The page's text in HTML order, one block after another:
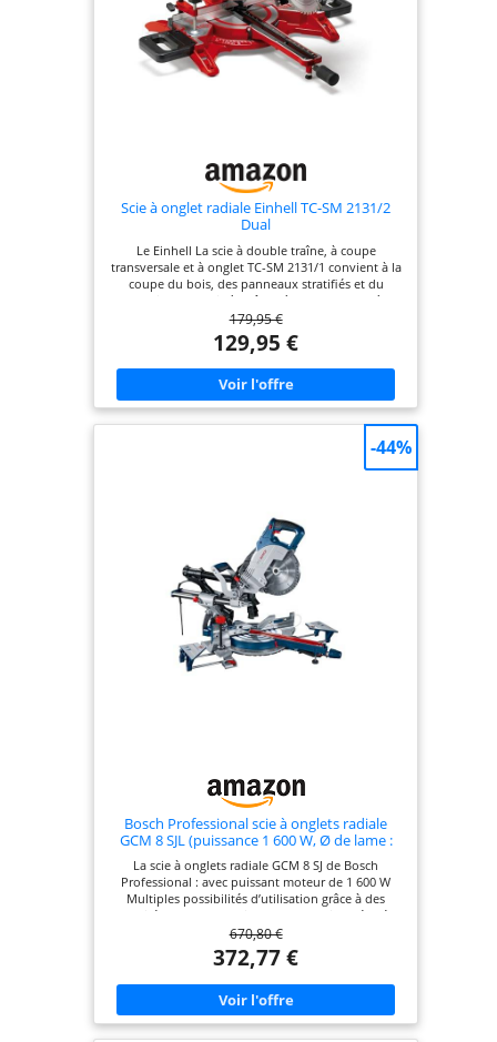
Scie à onglet radiale Einhell TC-SM 2131/2
Dual
Le Einhell La scie à double traîne, à coupe
transversale et à onglet TC-SM 2131/1 convient à la
coupe du bois, des panneaux stratifiés et du
plastique. La scie à traîner, à tronçonner et à
onglet permet des coupes nettes en onglet et une
coupe précise à la longueur souhaitée. La tête de
scie peut être inclinée en continu vers la gauche et
vers la droite pour une grande flexibilité lors du
réglage des onglets sur les deux côtés. La fonction
de glissement intégrée vous permet de couper des
une fixation fiable de la pièce et une butée de
pièce avec des rails ajustables à gauche et à droite
à tronçonner et à onglet est doté d'un dispositif de
réglage précis de l'angle pour les coupes
angulaires, qui peut être verrouillé d'une seule
main dans différentes positions. L'insert de table
est équipé d'une échelle pratique permettant de
lire la largeur de la pièce. Un laser intégré alimenté
par secteur marque la ligne de découpe, ce qui
permet de positionner la pièce rapidement et avec
précision.
179,95 €
129,95 €
Bosch Professional scie à onglets radiale
GCM 8 SJL (puissance 1 600 W, Ø de lame :
216 mm)
La scie à onglets radiale GCM 8 SJ de Bosch
Professional : avec puissant moteur de 1 600 W
Multiples possibilités d’utilisation grâce à des
capacités de coupe horizontale et verticale élevées
Environnement de travail plus propre et plus sain
car sans poussières grâce au système d’aspiration
en 2 points Design compact et léger : permet un
transport facile d’une seule main avec la poignée
intégrée Livré avec : GCM 8 SJL, 1 lame de scie
circulaire (Optiline Wood, 216 x 30 x 2,8 mm, 48
dents), serre-joint
670,80 €
372,77 €
-44%